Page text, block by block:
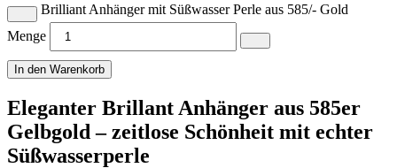
Brilliant Anhänger mit Süßwasser Perle aus 585/- Gold
Menge
In den Warenkorb
Eleganter Brillant Anhänger aus 585er
Gelbgold – zeitlose Schönheit mit echter
Süßwasserperle